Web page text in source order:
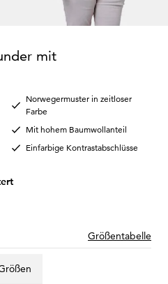
mit
Norwegermuster in zeitloser
Farbe
Mit hohem Baumwollanteil
Einfarbige Kontrastabschlüsse
Größentabelle